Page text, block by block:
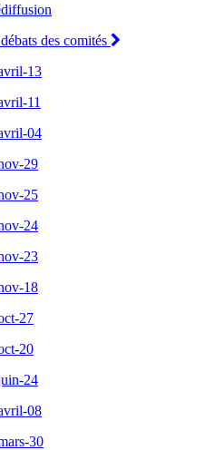
des comités
13
11
04
29
25
24
23
18
27
20
24
08
30